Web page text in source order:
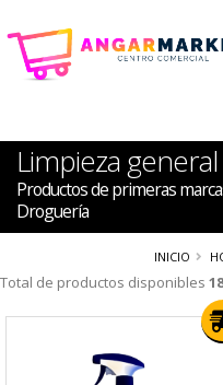
Limpieza general
Productos de primeras
Droguería
INICIO
Total de productos disponibles